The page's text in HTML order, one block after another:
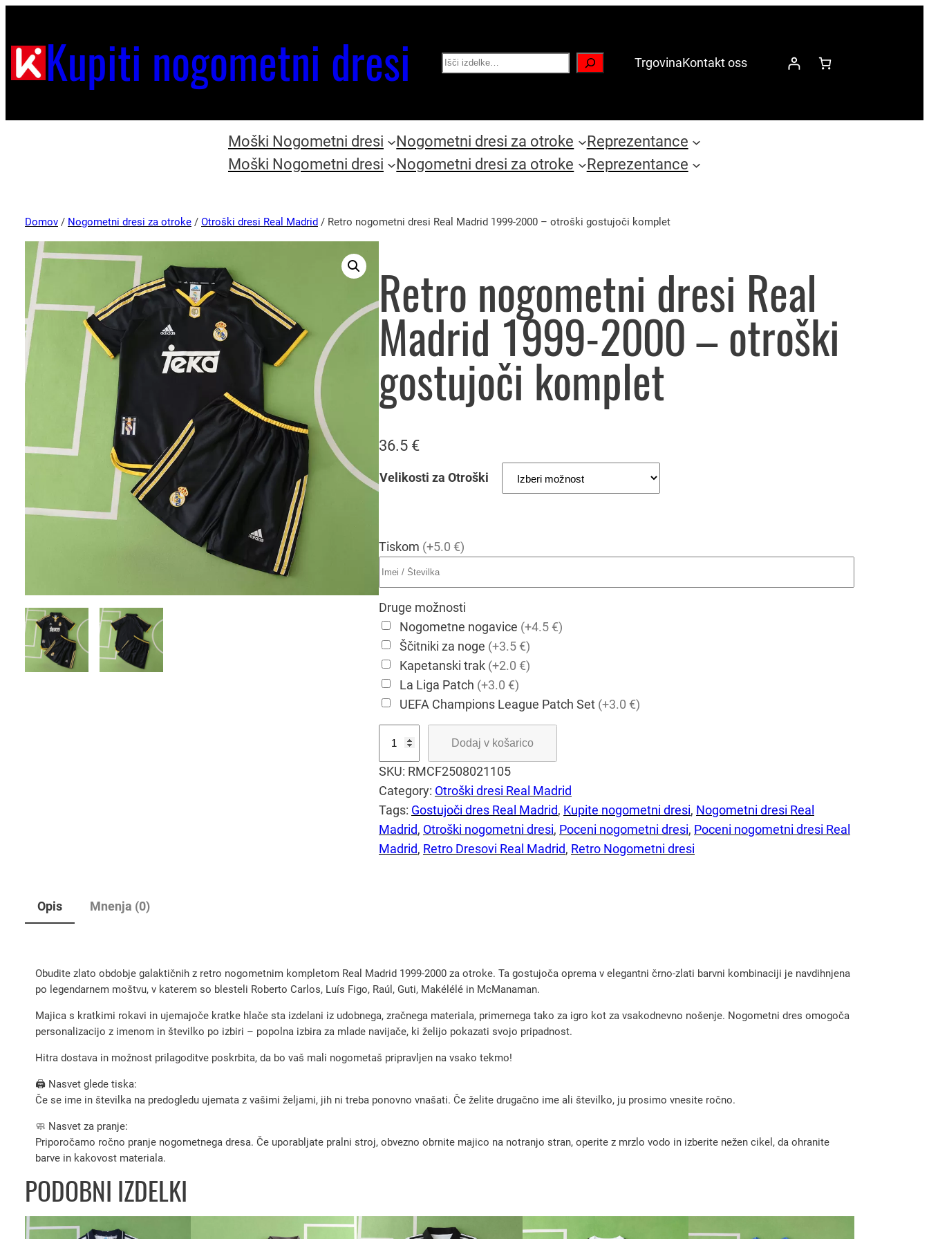
Kupiti nogometni dresi Search TrgovinaKontakt oss
Moški Nogometni dresi Nogometni dresi za otroke
Reprezentance
Moški Nogometni dresi
Nogometni dresi za otroke Reprezentance
Domov / Nogometni dresi za otroke / Otroški dresi Real Madrid / Retro nogometni dresi Real Madrid 1999-2000 – otroški gostujoči komplet
Retro nogometni dresi Real
Madrid 1999-2000 – otroški
gostujoči komplet
36.5 €
Velikosti za Otroški
Tiskom (+5.0 €)
Druge možnosti
Nogometne nogavice (+4.5 €)
Ščitniki za noge (+3.5 €)
Kapetanski trak (+2.0 €)
La Liga Patch (+3.0 €)
UEFA Champions League Patch Set (+3.0 €)
t
r
o
n
o
i
r
s
R
a
d
Dodaj v košarico
SKU: RMCF2508021105
Category: Otroški dresi Real Madrid
Tags: Gostujoči dres Real Madrid, Kupite nogometni dresi, Nogometni dresi Real
Madrid, Otroški nogometni dresi, Poceni nogometni dresi, Poceni nogometni dresi Real
Madrid, Retro Dresovi Real Madrid, Retro Nogometni dresi
Opis Mnenja (0)
Obudite zlato obdobje galaktičnih z retro nogometnim kompletom Real Madrid 1999-2000 za otroke. Ta gostujoča oprema v elegantni črno-zlati barvni kombinaciji je navdihnjena
po legendarnem moštvu, v katerem so blesteli Roberto Carlos, Luís Figo, Raúl, Guti, Makélélé in McManaman.
Majica s kratkimi rokavi in ujemajoče kratke hlače sta izdelani iz udobnega, zračnega materiala, primernega tako za igro kot za vsakodnevno nošenje. Nogometni dres omogoča
personalizacijo z imenom in številko po izbiri – popolna izbira za mlade navijače, ki želijo pokazati svojo pripadnost.
Hitra dostava in možnost prilagoditve poskrbita, da bo vaš mali nogometaš pripravljen na vsako tekmo!
🖨️ Nasvet glede tiska:
Če se ime in številka na predogledu ujemata z vašimi željami, jih ni treba ponovno vnašati. Če želite drugačno ime ali številko, ju prosimo vnesite ročno.
🧼 Nasvet za pranje:
Priporočamo ročno pranje nogometnega dresa. Če uporabljate pralni stroj, obvezno obrnite majico na notranjo stran, operite z mrzlo vodo in izberite nežen cikel, da ohranite
barve in kakovost materiala.
PODOBNI IZDELKI